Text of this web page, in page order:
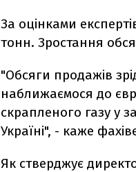
За оцінками
тонн. Зростання
"Обсяги продажів
наближаємося до
скрапленого газу у
Україні", - каже
Як стверджує